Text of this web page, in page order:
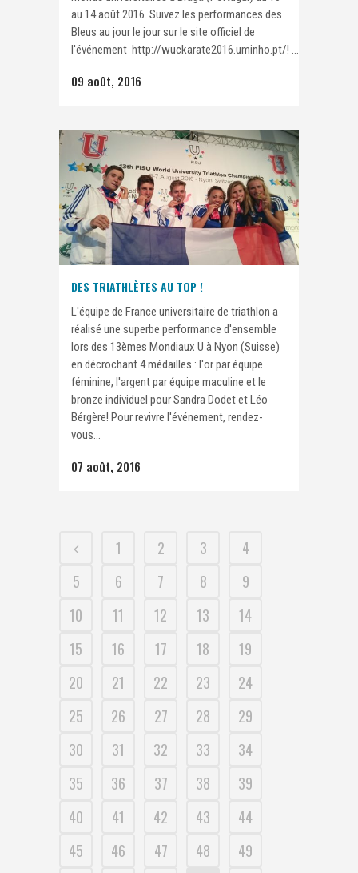
au 14 août 2016. Suivez les performances des
Bleus au jour le jour sur le site officiel de
l'événement http://wuckarate2016.uminho.pt/! ...
09 août, 2016
DES TRIATHLÈTES AU TOP !
L'équipe de France universitaire de triathlon a
réalisé une superbe performance d'ensemble
lors des 13èmes Mondiaux U à Nyon (Suisse)
en décrochant 4 médailles : l'or par équipe
féminine, l'argent par équipe maculine et le
bronze individuel pour Sandra Dodet et Léo
Bérgère! Pour revivre l'événement, rendez-
vous...
07 août, 2016
1 2 3
4
5
6 7 8
9
10
11 12 13
14
15
16 17 18
19
20
21 22 23
24
25
26 27 28
29
30
31 32 33
34
35
36 37 38
39
40
41 42 43
44
45
46 47 48
49